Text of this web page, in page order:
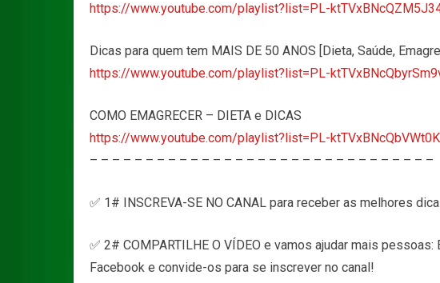
https://www.youtube.com/playlist?list=PL-
Dicas para quem tem MAIS DE 50 ANOS [Dieta, Saúde,
https://www.youtube.com/playlist?list=PL-
COMO EMAGRECER – DIETA e DICAS
https://www.youtube.com/playlist?list=PL-
– – – – – – – – – – – – – – – – – – – – – – – – – – – – – – –
✅ 1# INSCREVA-SE NO CANAL para receber as melhores
✅ 2# COMPARTILHE O VÍDEO e vamos ajudar mais
Facebook e convide-os para se inscrever no canal!